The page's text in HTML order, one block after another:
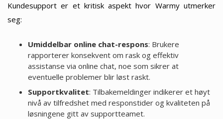
Kundesupport er et kritisk aspekt hvor Warmy utmerker
seg:
Umiddelbar online chat-respons: Brukere
rapporterer konsekvent om rask og effektiv
assistanse via online chat, noe som sikrer at
eventuelle problemer blir løst raskt.
Supportkvalitet: Tilbakemeldinger indikerer et høyt
nivå av tilfredshet med responstider og kvaliteten på
løsningene gitt av supportteamet.